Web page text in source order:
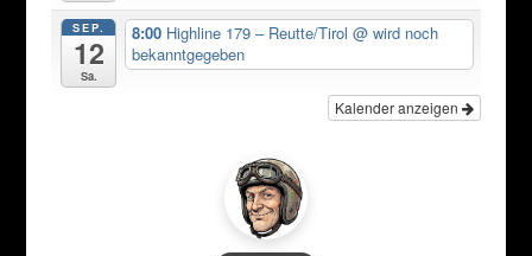
SEP.
12
Sa.
8:00 Highline 179 – Reutte/Tirol@ wird noch
bekanntgegeben
Kalender anzeigen